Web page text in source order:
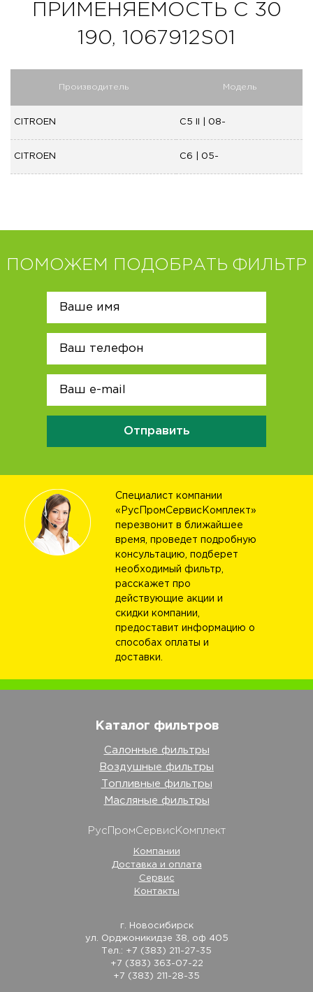
ПРИМЕНЯЕМОСТЬ C 30
190, 1067912S01
Производитель Модель
CITROEN C5 II | 08-
CITROEN C6 | 05-
ПОМОЖЕМ ПОДОБРАТЬ ФИЛЬТР
Отправить
Специалист компании
«РусПромСервисКомплект»
перезвонит в ближайшее
время, проведет подробную
консультацию, подберет
необходимый фильтр,
расскажет про
действующие акции и
скидки компании,
предоставит информацию о
способах оплаты и
доставки.
Каталог фильтров
Салонные фильтры
Воздушные фильтры
Топливные фильтры
Масляные фильтры
РусПромСервисКомплект
Компании
Доставка и оплата
Сервис
Контакты
г. Новосибирск
ул. Орджоникидзе 38, оф 405
Тел.: +7 (383) 211-27-35
+7 (383) 363-07-22
+7 (383) 211-28-35